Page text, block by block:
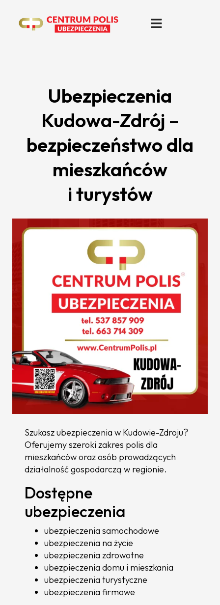
Ubezpieczenia
Kudowa-Zdrój –
bezpieczeństwo dla
mieszkańców
i turystów
Szukasz ubezpieczenia w Kudowie-Zdroju?
Oferujemy szeroki zakres polis dla
mieszkańców oraz osób prowadzących
działalność gospodarczą w regionie.
Dostępne
ubezpieczenia
ubezpieczenia samochodowe
ubezpieczenia na życie
ubezpieczenia zdrowotne
ubezpieczenia domu i mieszkania
ubezpieczenia turystyczne
ubezpieczenia firmowe